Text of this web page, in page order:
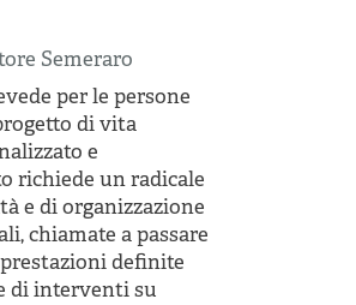
Semeraro
per le persone
di vita
e
richiede un radicale
e di organizzazione
chiamate a passare
definite
di interventi su